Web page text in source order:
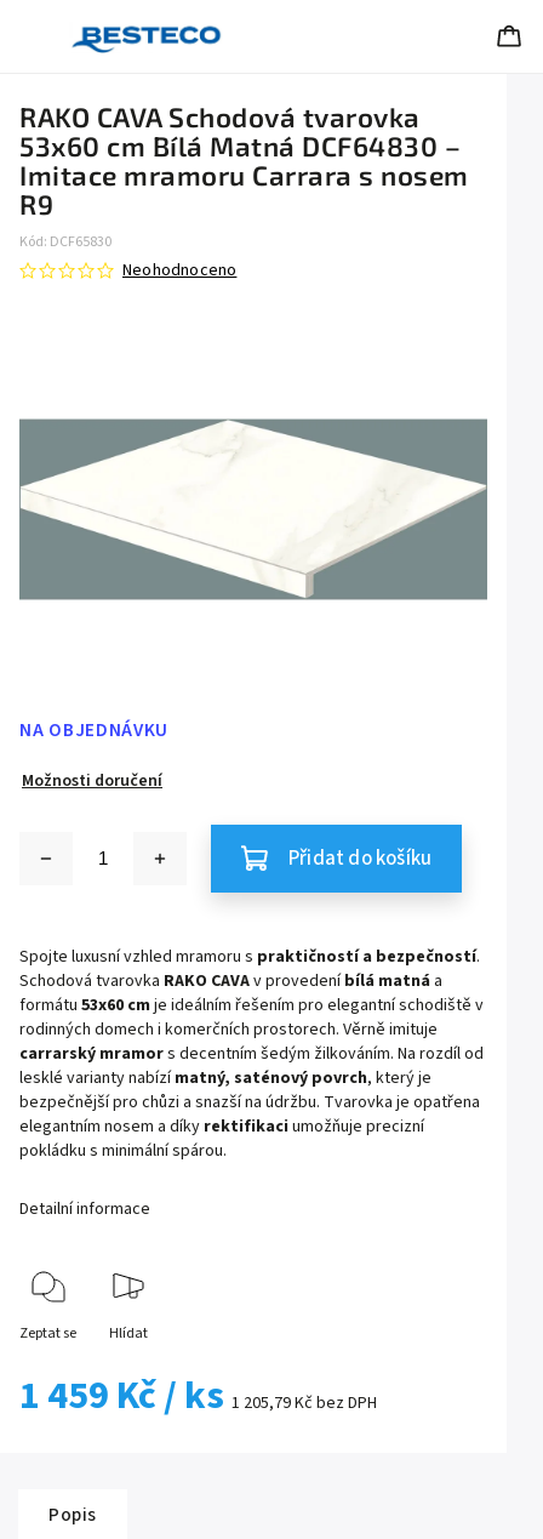
RAKO CAVA Schodová tvarovka
53x60 cm Bílá Matná DCF64830 –
Imitace mramoru Carrara s nosem
R9
Kód: DCF65830
Neohodnoceno
1 459 Kč/ ks 1 205,79 Kč bez DPH
NA OBJEDNÁVKU
Možnosti doručení
Přidat do košíku
Spojte luxusní vzhled mramoru s praktičností a bezpečností.
Schodová tvarovka RAKO CAVAv provedeníbílá matná a
formátu 53x60 cm je ideálním řešením pro elegantní schodiště v
rodinných domech i komerčních prostorech. Věrně imituje
carrarský mramors decentním šedým žilkováním. Na rozdíl od
lesklé varianty nabízímatný, saténový povrch, který je
bezpečnější pro chůzi a snazší na údržbu. Tvarovka je opatřena
elegantním nosem a díky rektifikaci umožňuje precizní
pokládku s minimální spárou.
Detailní informace
Zeptat se Hlídat
Popis